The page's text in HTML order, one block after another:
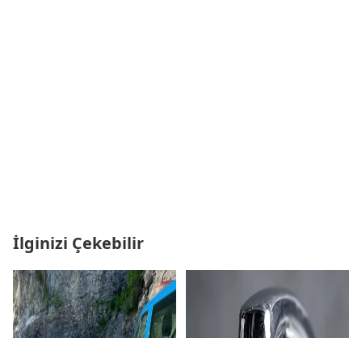
İlginizi Çekebilir